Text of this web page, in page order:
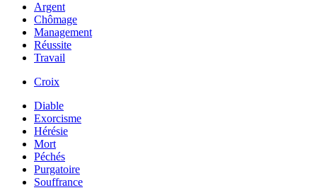
Argent
Chômage
Management
Réussite
Travail
Croix
Diable
Exorcisme
Hérésie
Mort
Péchés
Purgatoire
Souffrance